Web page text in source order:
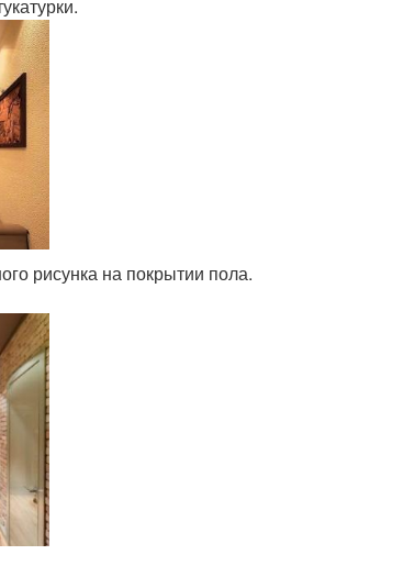
рисунка на покрытии пола.